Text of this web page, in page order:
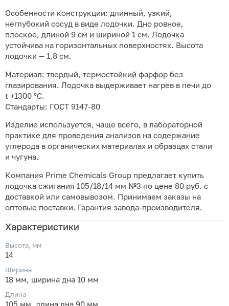
Особенности конструкции: длинный, узкий,
неглубокий сосуд в виде лодочки. Дно ровное,
плоское, длиной 9 см и шириной 1 см. Лодочка
устойчива на горизонтальных поверхностях. Высота
лодочки — 1,8 см.
Материал: твердый, термостойкий фарфор без
глазирования. Лодочка выдерживает нагрев в печи до
t +1300 °С.
Стандарты: ГОСТ 9147-80
Изделие используется, чаще всего, в лабораторной
практике для проведения анализов на содержание
углерода в органических материалах и образцах стали
и чугуна.
Компания Prime Chemicals Group предлагает купить
лодочка сжигания 105/18/14 мм №3 по цене 80 руб. с
доставкой или самовывозом. Принимаем заказы на
оптовые поставки. Гарантия завода-производителя.
Характеристики
Высота, мм
14
Ширина
18 мм, ширина дна 10 мм
Длина
105 мм, длина дна 90 мм